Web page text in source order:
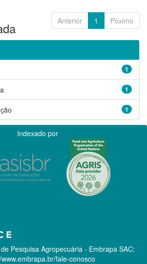
Anterior 1 Póximo
1
1
1
Indexado por
Pesquisa Agropecuária - Embrapa SAC:
fale-conosco